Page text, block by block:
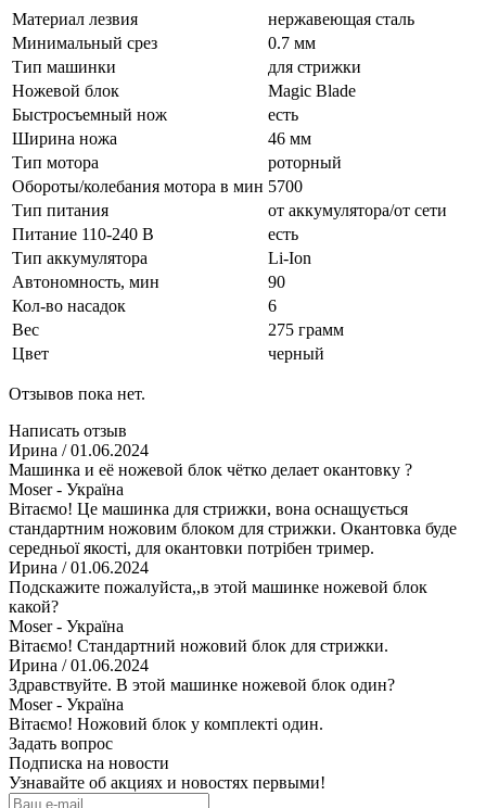
Материал лезвия
нержавеющая сталь
Минимальный срез
0.7 мм
Тип машинки
для стрижки
Ножевой блок
Magic Blade
Быстросъемный нож
есть
Ширина ножа
46 мм
Тип мотора
роторный
Обороты/колебания мотора в мин 5700
Тип питания
от аккумулятора/от сети
Питание 110-240 В
есть
Тип аккумулятора
Li-Ion
Автономность, мин
90
Кол-во насадок
6
Вес
275 грамм
Цвет
черный
Отзывов пока нет.
Написать отзыв
Ирина / 01.06.2024
Машинка и её ножевой блок чётко делает окантовку ?
Moser - Україна
Вітаємо! Це машинка для стрижки, вона оснащується
стандартним ножовим блоком для стрижки. Окантовка буде
середньої якості, для окантовки потрібен тример.
Ирина / 01.06.2024
Подскажите пожалуйста,,в этой машинке ножевой блок
какой?
Moser - Україна
Вітаємо! Стандартний ножовий блок для стрижки.
Ирина / 01.06.2024
Здравствуйте. В этой машинке ножевой блок один?
Moser - Україна
Вітаємо! Ножовий блок у комплекті один.
Задать вопрос
Подписка на новости
Узнавайте об акциях и новостях первыми!